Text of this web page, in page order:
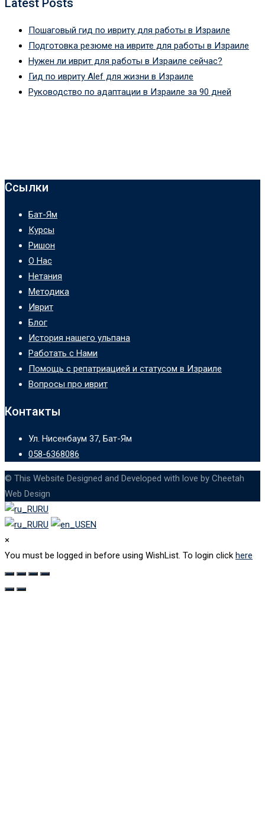
Latest Posts
Пошаговый гид по ивриту для работы в Израиле
Подготовка резюме на иврите для работы в Израиле
Нужен ли иврит для работы в Израиле сейчас?
Гид по ивриту Alef для жизни в Израиле
Руководство по адаптации в Израиле за 90 дней
Ссылки
Бат-Ям
Курсы
Ришон
О Нас
Нетания
Методика
Иврит
Блог
История нашего ульпана
Работать с Нами
Помощь с репатриацией и статусом в Израиле
Вопросы про иврит
Контакты
Ул. Нисенбаум 37, Бат-Ям
058-6368086
© This Website Designed and Developed with love by Cheetah
Web Design
RU
RU
EN
×
You must be logged in before using WishList. To login click here